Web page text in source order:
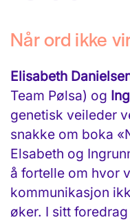
Når ord ikke
Elisabeth
Team Pølsa) og
genetisk veileder
snakke om boka
Elsabeth og
å fortelle om hvor
kommunikasjon
øker. I sitt